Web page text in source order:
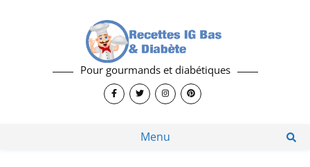
Pour gourmands et diabétiques
Menu